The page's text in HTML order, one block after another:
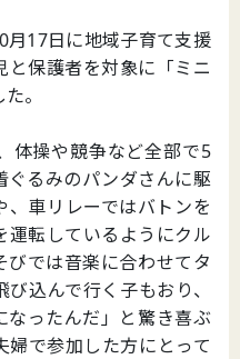
月17日に地域子育て支援
保護者を対象に「ミニ
。
体操や競争など全部で5
ぐるみのパンダさんに駆
、車リレーではバトンを
運転しているようにクル
びでは音楽に合わせてタ
込んで行く子もおり、
なったんだ」と驚き喜ぶ
で参加した方にとって